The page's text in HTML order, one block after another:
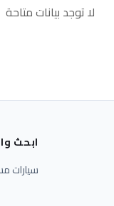
لا توجد بيانات متاحة
ابحث
سيارات